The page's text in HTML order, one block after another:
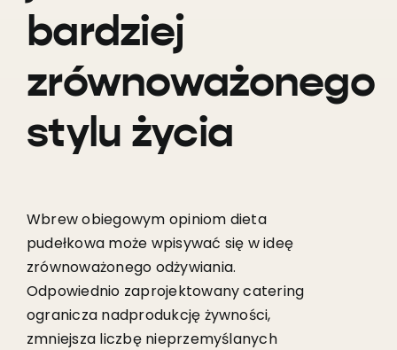
bardziej
zrównoważonego
stylu życia
Wbrew obiegowym opiniom dieta
pudełkowa może wpisywać się w ideę
zrównoważonego odżywiania.
Odpowiednio zaprojektowany catering
ogranicza nadprodukcję żywności,
zmniejsza liczbę nieprzemyślanych